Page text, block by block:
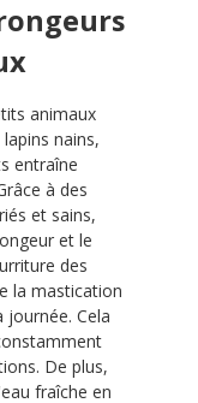
animaux
nains,
entraîne
à des
et sains,
et le
des
la mastication
Cela
De plus,
fraîche en